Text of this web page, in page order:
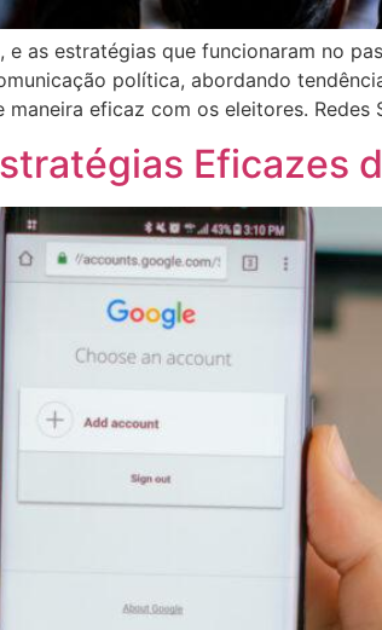
as estratégias que funcionaram no
política, abordando
eficaz com os eleitores.
Eficazes